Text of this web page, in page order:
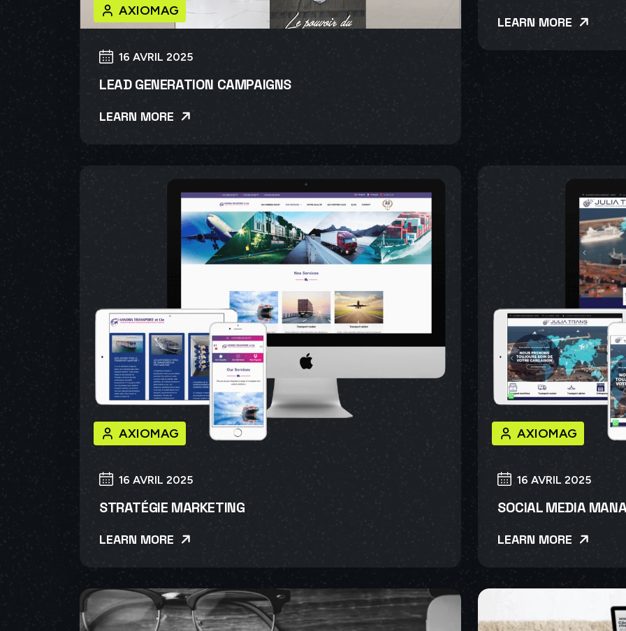
16 AVRIL 2025
AXIOMAG
LEAD GENERATION CAMPAIGNS
LEARN MORE
LEARN MORE
16 AVRIL 2025
AXIOMAG
STRATÉGIE MARKETING
LEARN MORE
16 AVRIL 2025
AXIOMAG
SOCIAL MEDIA
LEARN MORE